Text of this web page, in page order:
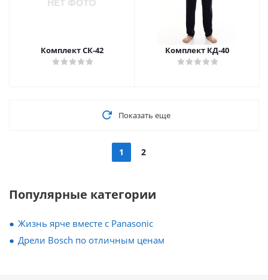
Комплект СК-42 Комплект КД-40
Показать еще
1 2
Популярные категории
Жизнь ярче вместе с Panasonic
Дрели Bosch по отличным ценам